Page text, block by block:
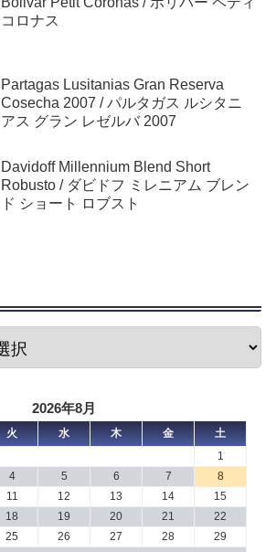
コロナス
Partagas Lusitanias Gran Reserva
Cosecha 2007 / パルタガス ルシタニ
アス グラン レゼルバ 2007
Davidoff Millennium Blend Short
Robusto / ダビドフ ミレニアム ブレン
ド ショート ロブスト
2026年8月
火 水 木 金
土
1
4 5 6 7
8
11 12 13 14
15
18 19 20 21
22
25 26 27 28
29